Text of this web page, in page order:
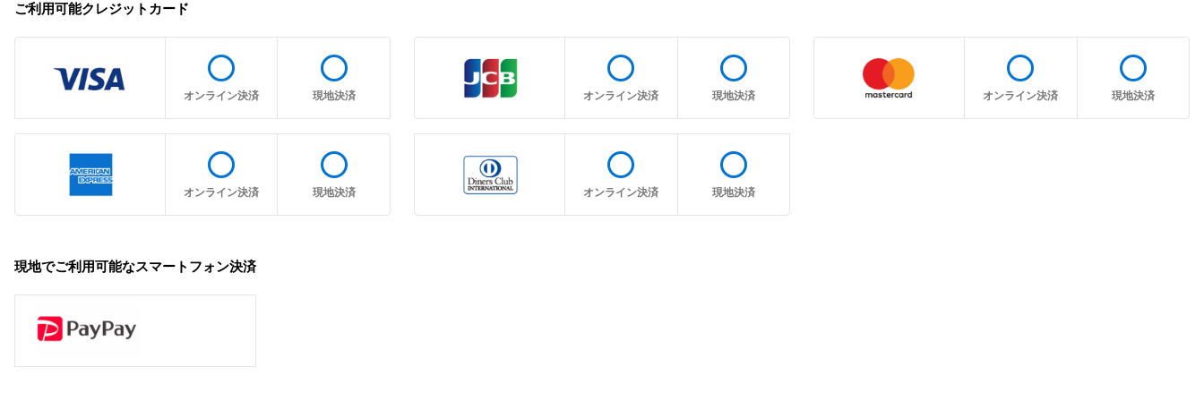
ご利用可能クレジットカード
radio_button_unchecked
オンライン決済
radio_button_unchecked
現地決済
radio_button_unchecked
オンライン決済
radio_button_unchecked
現地決済
radio_button_unchecked
オンライン決済
radio_button_unchecked
現地決済
radio_button_unchecked
オンライン決済
radio_button_unchecked
現地決済
radio_button_unchecked
オンライン決済
radio_button_unchecked
現地決済
現地でご利用可能なスマートフォン決済